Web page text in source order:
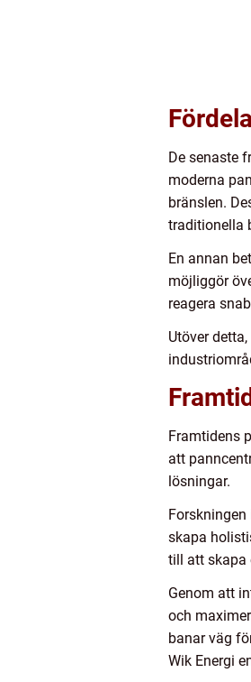
De senaste
moderna
bränslen.
traditionella
En annan
möjliggör
reagera
Utöver
Framtidens
att
lösningar.
skapa
till att skapa
Genom att
och
banar väg
Wik Energi